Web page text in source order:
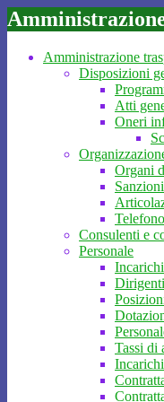
Amministrazione
Disposizioni
Atti
Oneri
Organi
Consulenti e
Personale
Dirigenti
Tassi di